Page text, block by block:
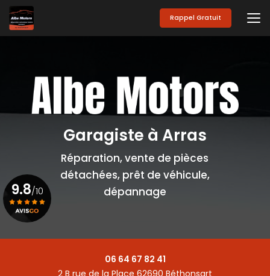
Aller
au
contenu
principal
Rappel Gratuit
Garagiste à Arras
Réparation, vente de pièces
détachées, prêt de véhicule,
dépannage
06 64 67 82 41
9.8/10